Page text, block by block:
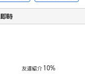
即時
友達紹介 10%